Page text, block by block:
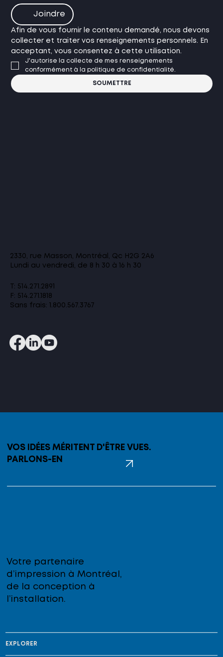
2330, rue Masson, Montréal, Qc H2G 2A6​
Lundi au vendredi, de 8 h 30 à 16 h 30
T: 514.271.2891
F: 514.271.1818
Sans frais:
1.800.567.3767
Joindre
Afin de vous fournir le contenu demandé, nous devons
collecter et traiter vos renseignements personnels. En
acceptant, vous consentez à cette utilisation.
J'autorise la collecte de mes renseignements
conformément à la politique de confidentialité.
SOUMETTRE
EXPLORER
Votre partenaire
d’impression à Montréal,
de la conception à
l’installation.
VOS IDÉES MÉRITENT D'ÊTRE VUES.
PARLONS-EN